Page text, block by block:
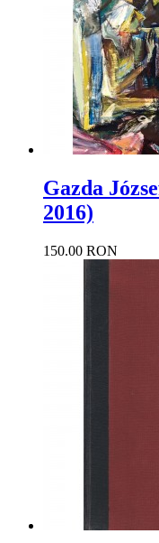
Gazda
2016)
150.00 RON